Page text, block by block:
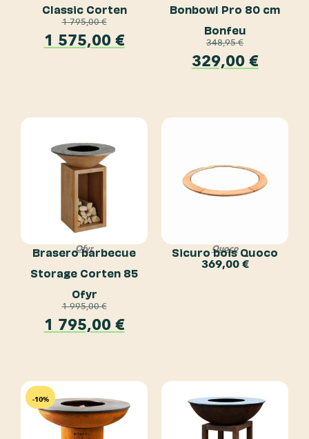
Classic Corten
1 795,00€
1 575,00 €
Bonbowl Pro 80 cm
Bonfeu
348,95€
329,00 €
Ofyr
Brasero barbecue
Storage Corten 85
Ofyr
1 995,00€
1 795,00 €
Quoco
Sicuro bois Quoco
369,00€
-10%